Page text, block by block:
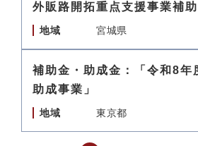
外販路開拓重点支援事業補助
地域 宮城県
補助金・助成金：「令和8
助成事業」
地域 東京都